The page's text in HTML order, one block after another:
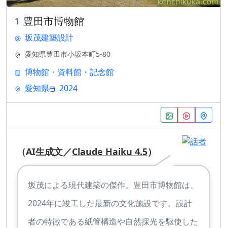
1 豊田市博物館
坂茂建築設計
愛知県豊田市小坂本町5-80
博物館・資料館・記念館
愛知県
2024
（AI生成文／Claude Haiku 4.5）
坂茂による現代建築の傑作。豊田市博物館は、
2024年に竣工した最新の文化施設です。設計
者の特徴である紙管構造や自然採光を駆使した